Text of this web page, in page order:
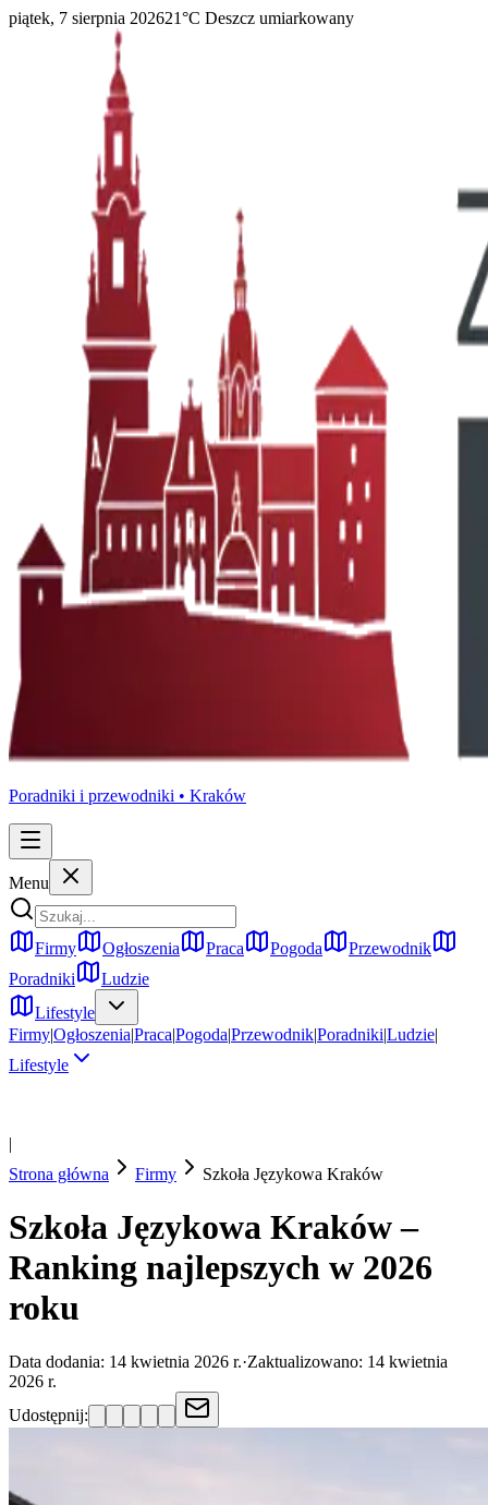
piątek, 7 sierpnia 202621°C Deszcz umiarkowany
Poradniki i przewodniki • Kraków
Menu
Firmy Ogłoszenia Praca Pogoda
Przewodnik
Poradniki
Ludzie
Lifestyle
Firmy|Ogłoszenia|Praca|Pogoda|Przewodnik|Poradniki|Ludzie|
Lifestyle
|
Strona główna
Firmy Szkoła Językowa Kraków
Szkoła Językowa Kraków –
Ranking najlepszych w 2026
roku
Data dodania: 14 kwietnia 2026 r.·Zaktualizowano: 14 kwietnia
2026 r.
Udostępnij: